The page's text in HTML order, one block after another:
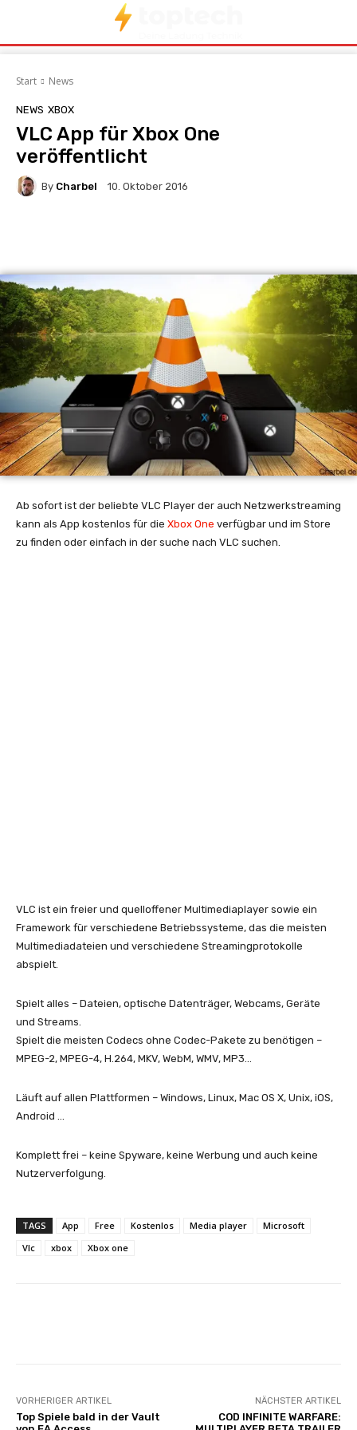
Start News
NEWS XBOX
VLC App für Xbox One
veröffentlicht
By Charbel 10. Oktober 2016
Ab sofort ist der beliebte VLC Player der auch Netzwerkstreaming
kann als App kostenlos für die Xbox One verfügbar und im Store
zu finden oder einfach in der suche nach VLC suchen.
VLC ist ein freier und quelloffener Multimediaplayer sowie ein
Framework für verschiedene Betriebssysteme, das die meisten
Multimediadateien und verschiedene Streamingprotokolle
abspielt.
Spielt alles – Dateien, optische Datenträger, Webcams, Geräte
und Streams.
Spielt die meisten Codecs ohne Codec-Pakete zu benötigen –
MPEG-2, MPEG-4, H.264, MKV, WebM, WMV, MP3…
Läuft auf allen Plattformen – Windows, Linux, Mac OS X, Unix, iOS,
Android …
Komplett frei – keine Spyware, keine Werbung und auch keine
Nutzerverfolgung.
TAGS App Free Kostenlos Media player
Microsoft
Vlc
xbox Xbox one
VORHERIGER ARTIKEL
Top Spiele bald in der Vault
NÄCHSTER ARTIKEL
COD INFINITE WARFARE: